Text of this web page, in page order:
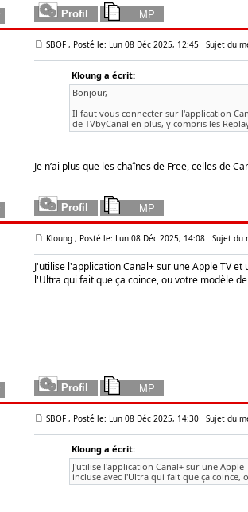
SBOF , Posté le: Lun 08 Déc 2025, 12:45 Sujet du
Kloung a écrit:
Bonjour,
Il faut vous connecter sur l'application
de TVbyCanal en plus, y compris les
Je n’ai plus que les chaînes de Free, celles de
Kloung , Posté le: Lun 08 Déc 2025, 14:08 Sujet du
J'utilise l'application Canal+ sur une Apple TV
l'Ultra qui fait que ça coince, ou votre modèle
SBOF , Posté le: Lun 08 Déc 2025, 14:30 Sujet du
Kloung a écrit:
J'utilise l'application Canal+ sur une
incluse avec l'Ultra qui fait que ça coince,